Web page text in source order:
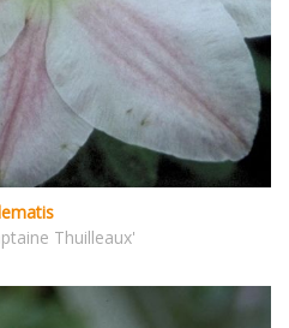
Thuilleaux'